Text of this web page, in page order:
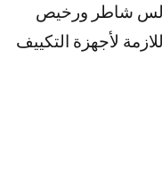
شاطر ورخيص
لأجهزة التكييف